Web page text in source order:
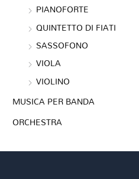
PIANOFORTE
QUINTETTO DI FIATI
SASSOFONO
VIOLA
VIOLINO
MUSICA PER BANDA
ORCHESTRA